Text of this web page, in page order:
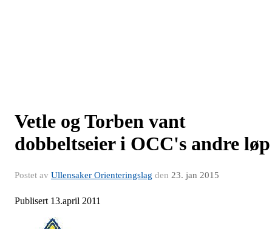
Vetle og Torben vant
dobbeltseier i OCC's andre løp
Postet av Ullensaker Orienteringslag den 23. jan 2015
Publisert 13.april 2011